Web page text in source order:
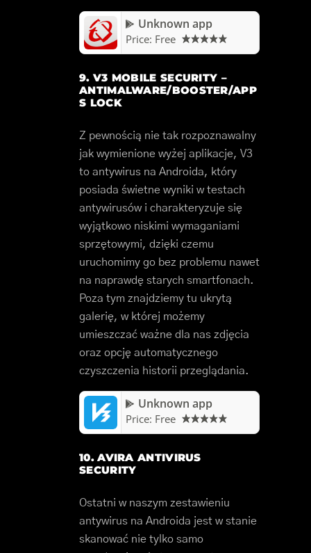
Unknown app
Price: Free
9. V3 MOBILE SECURITY –
ANTIMALWARE/BOOSTER/APP
S LOCK
Z pewnością nie tak rozpoznawalny
jak wymienione wyżej aplikacje, V3
to antywirus na Androida, który
posiada świetne wyniki w testach
antywirusów i charakteryzuje się
wyjątkowo niskimi wymaganiami
sprzętowymi, dzięki czemu
uruchomimy go bez problemu nawet
na naprawdę starych smartfonach.
Poza tym znajdziemy tu ukrytą
galerię, w której możemy
umieszczać ważne dla nas zdjęcia
oraz opcję automatycznego
czyszczenia historii przeglądania.
Unknown app
Price: Free
10. AVIRA ANTIVIRUS
SECURITY
Ostatni w naszym zestawieniu
antywirus na Androida jest w stanie
skanować nie tylko samo